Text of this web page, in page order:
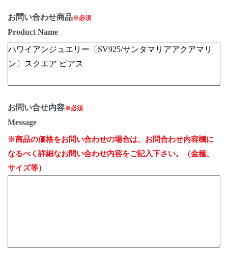
お問い合わせ商品※必須
Product Name
お問い合せ内容※必須
Message
※商品の価格をお問い合わせの場合は、お問合わせ内容欄に
なるべく詳細なお問い合わせ内容をご記入下さい。（金種、
サイズ等）